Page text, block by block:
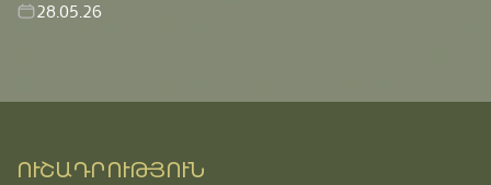
28.05.26
ՈՒՇԱԴՐՈՒԹՅՈՒՆ